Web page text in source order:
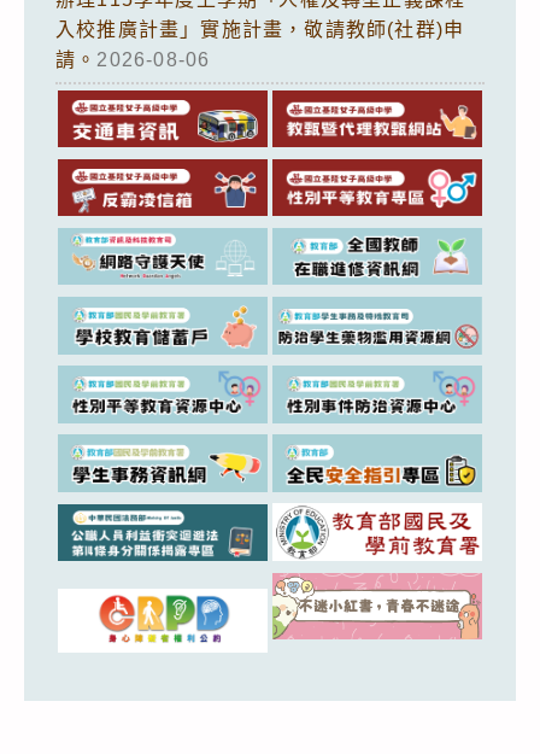
入校推廣計畫」實施計畫，敬請教師(社群)申
請。 2026-08-06